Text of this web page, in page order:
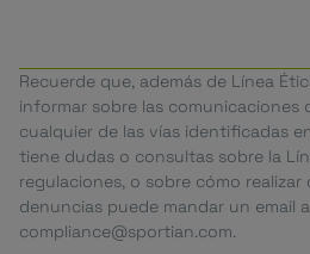
Recuerde que, además de Línea
informar sobre las comunicaciones
cualquier de las vías identificadas
tiene dudas o consultas sobre la
regulaciones, o sobre cómo
denuncias puede mandar un email a
compliance@sportian.com.